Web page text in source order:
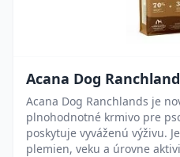
Acana Dog
Acana Dog Ranchlands je
plnohodnotné krmivo pre
poskytuje vyváženú výživu.
plemien, veku a úrovne